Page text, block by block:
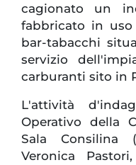
cagionato un
fabbricato in uso
bar-tabacchi
servizio
carburanti sito in
L'attività
Operativo della
Sala Consilina
Veronica